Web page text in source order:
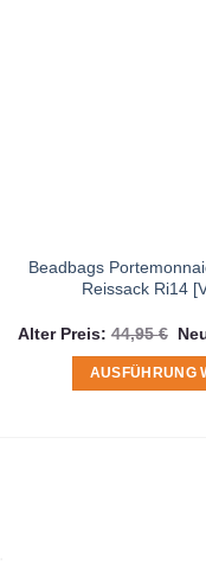
Beadbags
Reissack Ri14
Alter Preis: 44,95€
AUSFÜHRUNG